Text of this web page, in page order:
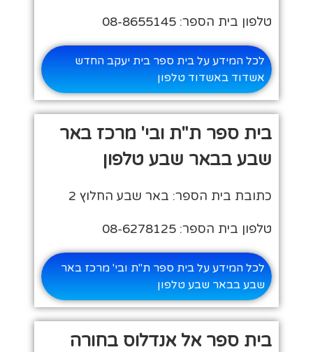
טלפון בית הספר: 08-8655145
לכל המידע על בית ספר בית יעקב החדש
אשדוד באשדוד טלפון
בית ספר ת"ת ובי' מרכז באר
שבע בבאר שבע טלפון
כתובת בית הספר: באר שבע החלוץ 2
טלפון בית הספר: 08-6278125
לכל המידע על בית ספר ת"ת ובי' מרכז באר
שבע בבאר שבע טלפון
בית ספר אל אנדלוס בחורה